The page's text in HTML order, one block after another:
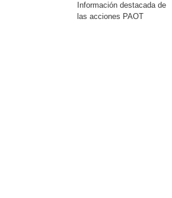
Información destacada de
las acciones PAOT